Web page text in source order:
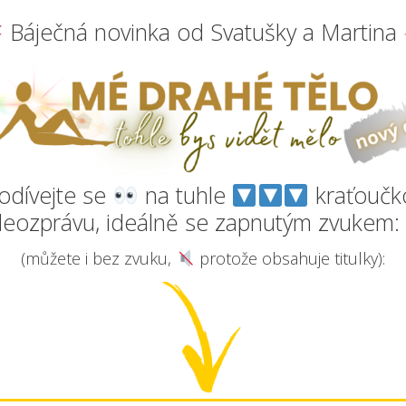
Báječná novinka od Svatušky a Martina
se na tuhle
ideálně se zapnutým zvukem:
(můžete i bez zvuku, protože obsahuje titulky):